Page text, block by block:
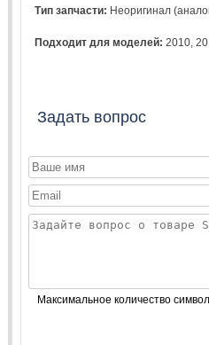
Тип запчасти: Неоригинал
Подходит для моделей: 2010 ,
Задать вопрос
Максимальное количество